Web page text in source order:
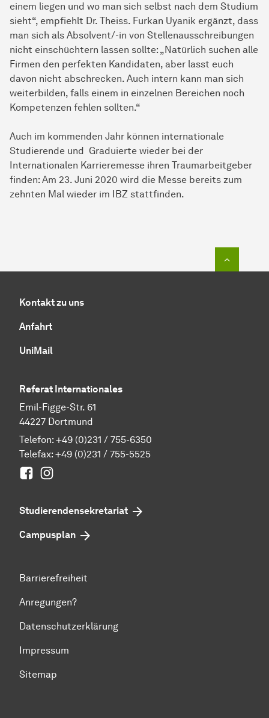
einem liegen und wo man sich selbst nach dem Studium
sieht“, empfiehlt Dr. Theiss. Furkan Uyanik ergänzt, dass
man sich als Absolvent/-in von Stellenausschreibungen
nicht einschüchtern lassen sollte: „Natürlich suchen alle
Firmen den perfekten Kandidaten, aber lasst euch
davon nicht abschrecken. Auch intern kann man sich
weiterbilden, falls einem in einzelnen Bereichen noch
Kompetenzen fehlen sollten.“
Auch im kommenden Jahr können internationale
Studierende und Graduierte wieder bei der
Internationalen Karriere­messe ihren Traumarbeitgeber
finden: Am 23. Juni 2020 wird die Messe bereits zum
zehnten Mal wieder im IBZ stattfinden.
Kontakt zu uns
Anfahrt
UniMail
Referat Internationales
Emil-Figge-Str. 61
44227 Dortmund
Telefon: +49 (0)231 / 755-6350
Telefax: +49 (0)231 / 755-5525
Facebook
Studierenden­sekretariat
Campusplan
Barrierefreiheit
Anregungen?
Datenschutzerklärung
Impressum
Sitemap